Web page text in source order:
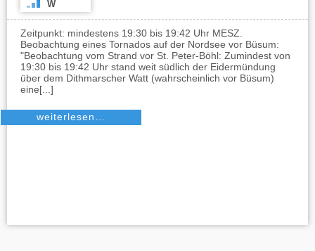
W
Zeitpunkt: mindestens 19:30 bis 19:42 Uhr MESZ.
Beobachtung eines Tornados auf der Nordsee vor Büsum:
"Beobachtung vom Strand vor St. Peter-Böhl: Zumindest von
19:30 bis 19:42 Uhr stand weit südlich der Eidermündung
über dem Dithmarscher Watt (wahrscheinlich vor Büsum)
eine[...]
weiterlesen…